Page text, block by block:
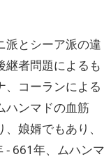
派とシーア派の違
継者問題によるも
、コーランによる
ハンマドの血筋
娘婿でもあり、
- 661年、ムハンマ